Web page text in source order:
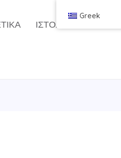
ΙΣΤΟΛΌΓΙΟ
Greek